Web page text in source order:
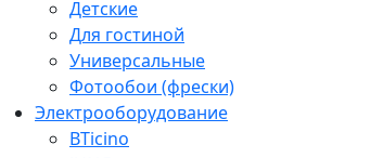
Детские
Для гостиной
Универсальные
Фотообои (фрески)
Электрооборудование
BTicino